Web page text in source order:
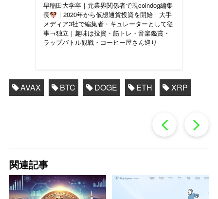
早稲田大学卒｜元業界関係者で現coindog編集
長
｜2020年から仮想通貨投資を開始｜大手
メディア3社で編集者・キュレーターとして従
事→独立｜趣味は投資・筋トレ・音楽鑑賞・
ラップバトル観戦・コーヒー屋さん巡り
AVAX BTC DOGE ETH XRP
過
去
の
関連記事